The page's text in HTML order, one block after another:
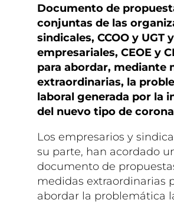
Documento de
conjuntas de las
sindicales, CCOO y UGT y
empresariales, CEOE y
para abordar, mediante
extraordinarias, la
laboral generada por la
del nuevo tipo de
Los empresarios y
su parte, han acordado
documento de
medidas extraordinarias
abordar la problemática